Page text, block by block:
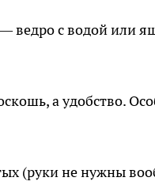
ведро с водой или
а удобство.
(руки не нужны